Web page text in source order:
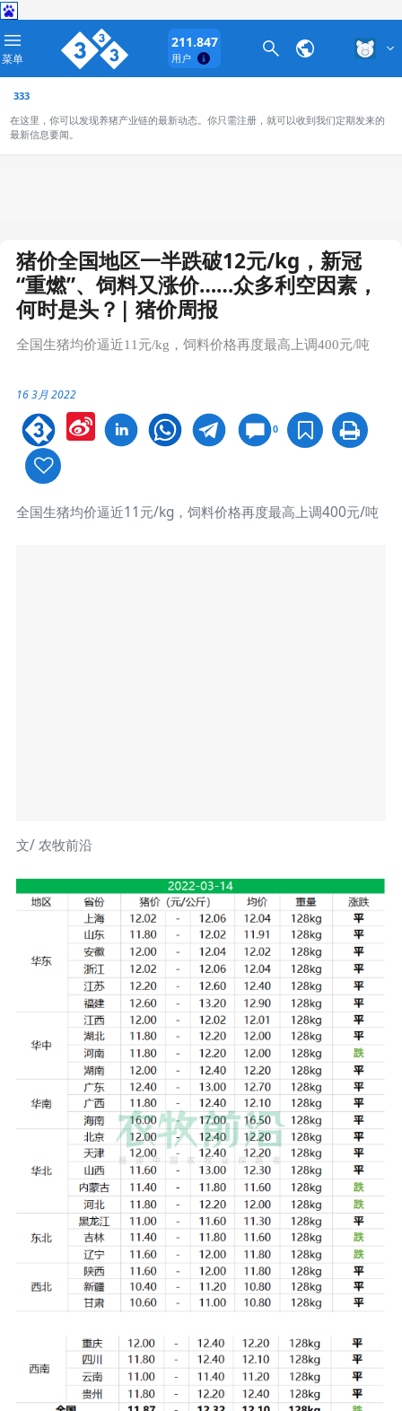
菜单
211.847
用户
333
在这里，你可以发现养猪产业链的最新动态。你只需注册，就可以收到我们定期发来的
最新信息要闻。
猪价全国地区一半跌破12元/kg，新冠
“重燃”、饲料又涨价……众多利空因素，
何时是头？| 猪价周报
全国生猪均价逼近11元/kg，饲料价格再度最高上调400元/吨
16 3月 2022
Sina
Weibo
0
全国生猪均价逼近11元/kg，饲料价格再度最高上调400元/吨
文/ 农牧前沿